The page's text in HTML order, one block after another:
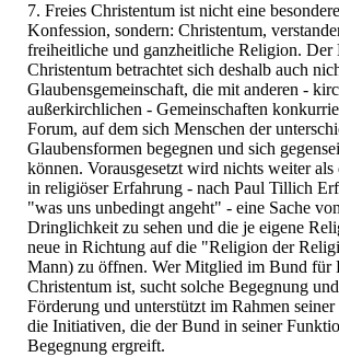
7. Freies Christentum ist nicht eine
Konfession, sondern: Christentum,
freiheitliche und ganzheitliche Religion. Der
Christentum betrachtet sich deshalb auch
Glaubensgemeinschaft, die mit anderen -
außerkirchlichen - Gemeinschaften
Forum, auf dem sich Menschen der
Glaubensformen begegnen und sich
können. Vorausgesetzt wird nichts weiter als
in religiöser Erfahrung - nach Paul Tillich
"was uns unbedingt angeht" - eine Sache
Dringlichkeit zu sehen und die je eigene
neue in Richtung auf die "Religion der
Mann) zu öffnen. Wer Mitglied im Bund für
Christentum ist, sucht solche Begegnung
Förderung und unterstützt im Rahmen
die Initiativen, die der Bund in seiner
Begegnung ergreift.